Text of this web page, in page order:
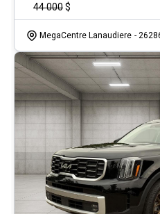
44 000$
MegaCentre Lanaudiere -